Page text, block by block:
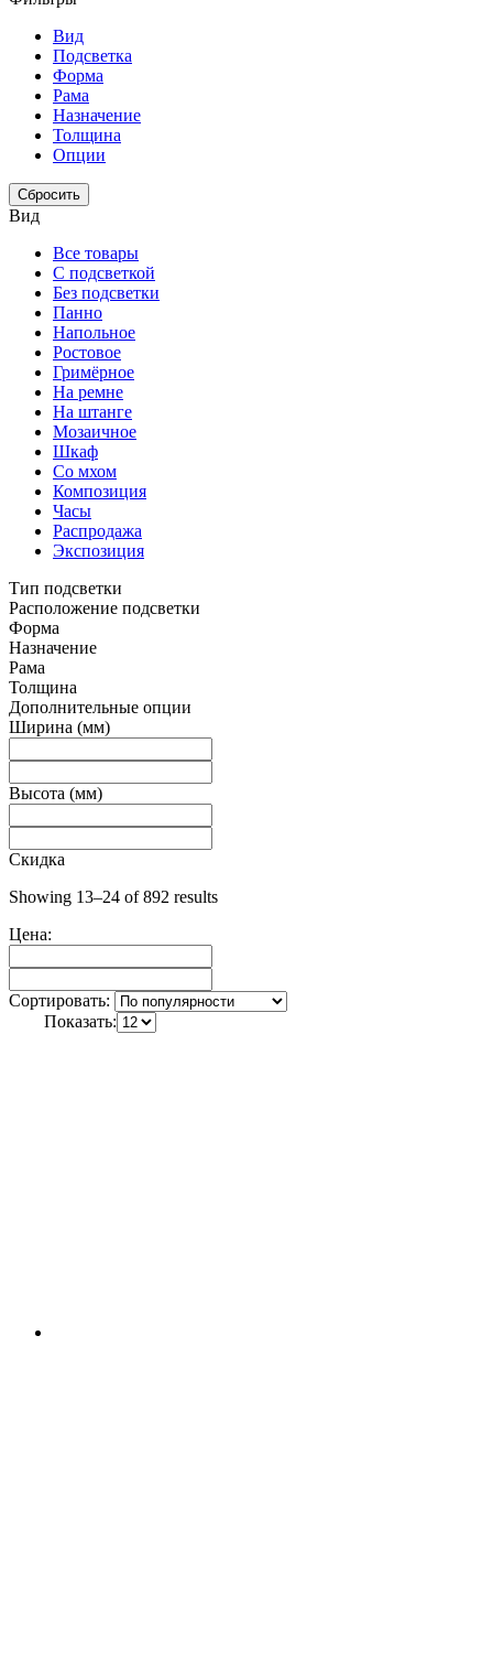
Вид
Подсветка
Форма
Рама
Назначение
Толщина
Опции
Сбросить
Вид
Все товары
С подсветкой
Без подсветки
Панно
Напольное
Ростовое
Гримёрное
На ремне
На штанге
Мозаичное
Шкаф
Со мхом
Композиция
Часы
Распродажа
Экспозиция
Тип подсветки
Расположение подсветки
Форма
Назначение
Рама
Толщина
Дополнительные опции
Ширина (мм)
Высота (мм)
Скидка
Showing 13–24 of 892 results
Цена:
Сортировать:
Показать: